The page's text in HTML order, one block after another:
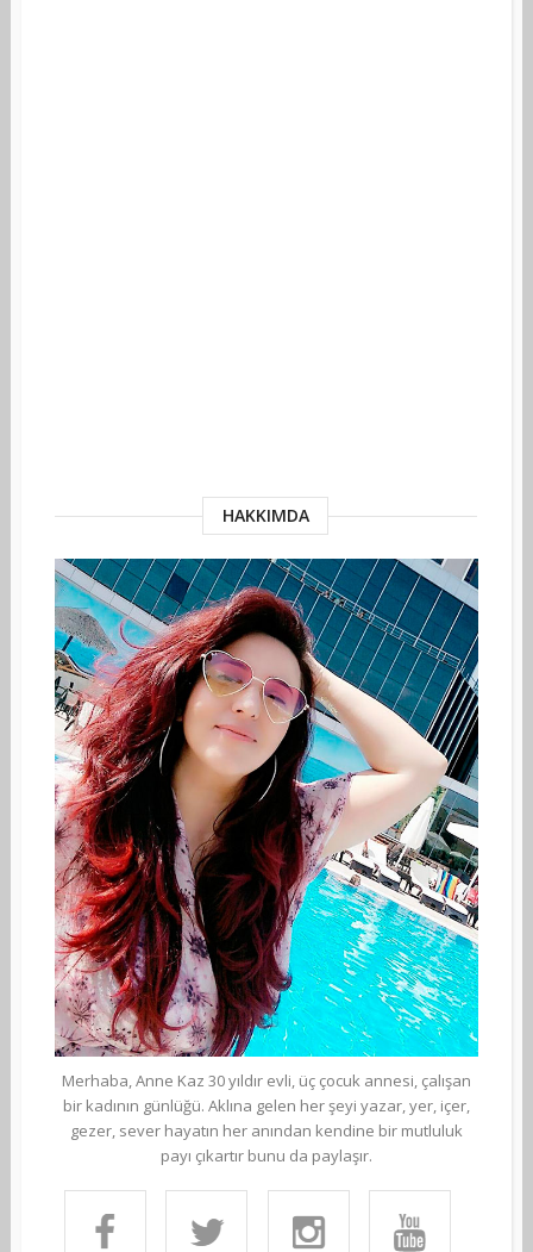
HAKKIMDA
Merhaba, Anne Kaz 30 yıldır evli, üç çocuk annesi, çalışan
bir kadının günlüğü. Aklına gelen her şeyi yazar, yer, içer,
gezer, sever hayatın her anından kendine bir mutluluk
payı çıkartır bunu da paylaşır.